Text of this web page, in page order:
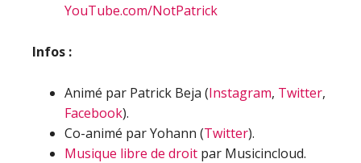
YouTube.com/NotPatrick
Infos :
Animé par Patrick Beja (Instagram, Twitter,
Facebook).
Co-animé par Yohann (Twitter).
Musique libre de droit par Musicincloud.